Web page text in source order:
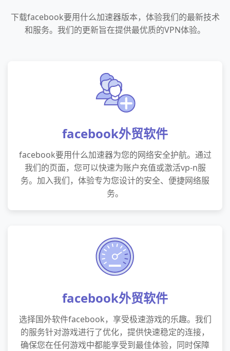
下载facebook要用什么加速器版本，体验我们的最新技术
和服务。我们的更新旨在提供最优质的VPN体验。
facebook外贸软件
facebook要用什么加速器为您的网络安全护航。通过
我们的页面，您可以快速为账户充值或激活vp-n服
务。加入我们，体验专为您设计的安全、便捷网络服
务。
facebook外贸软件
选择国外软件facebook，享受极速游戏的乐趣。我们
的服务针对游戏进行了优化，提供快速稳定的连接，
确保您在任何游戏中都能享受到最佳体验，同时保障